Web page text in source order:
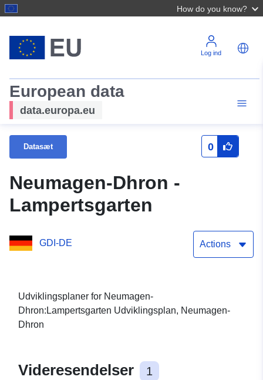
How do you know?
Log ind
European data
data.europa.eu
Datasæt 0
Neumagen-Dhron -
Lampertsgarten
GDI-DE Actions
Udviklingsplaner for Neumagen-
Dhron:Lampertsgarten Udviklingsplan, Neumagen-
Dhron
Videresendelser 1